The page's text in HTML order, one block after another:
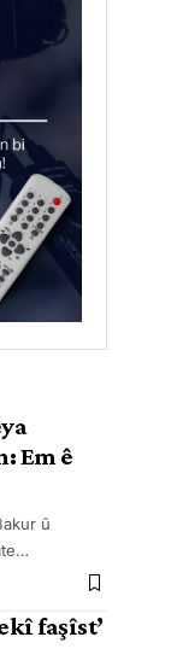
Em ê
û
…
faşîst’